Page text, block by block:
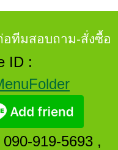
ทีมสอบถาม-สั่งซื้อ
ID :
090-919-5693 ,